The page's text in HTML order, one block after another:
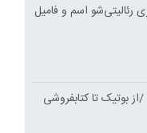
رئالیتی‌شو اسم و فامیل
بوتیک تا کتابفروشی